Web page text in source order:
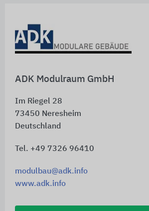
ADK Modulraum GmbH
Im Riegel 28
73450 Neresheim
Deutschland
Tel. +49 7326 96410
modulbau@adk.info
www.adk.info